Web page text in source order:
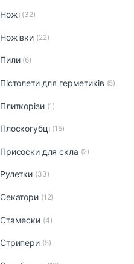
Ножі (32)
Ножівки (22)
Пили (6)
Пістолети для герметиків (5)
Плиткорізи (1)
Плоскогубці (15)
Присоски для скла (2)
Рулетки (33)
Секатори (12)
Стамески (4)
Стрипери (5)